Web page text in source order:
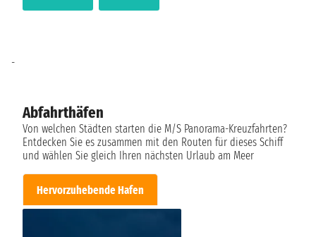
Abfahrthäfen
Von welchen Städten starten die M/S Panorama-Kreuzfahrten?
Entdecken Sie es zusammen mit den Routen für dieses Schiff
und wählen Sie gleich Ihren nächsten Urlaub am Meer
Hervorzuhebende Hafen
-